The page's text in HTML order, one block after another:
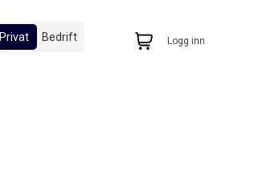
Logg inn
Privat Bedrift